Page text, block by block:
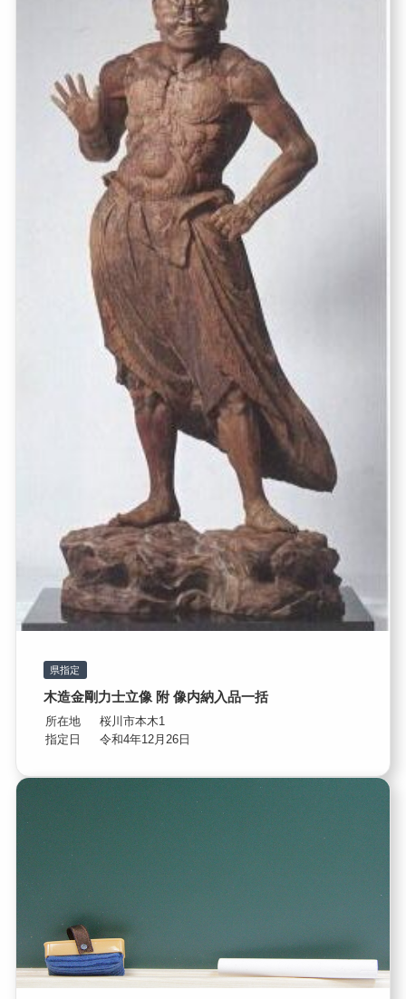
県指定
木造金剛力士立像 附 像内納入品一括
所在地
桜川市本木1
指定日
令和4年12月26日